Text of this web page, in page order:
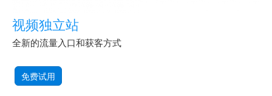
视频独立站
全新的流量入口和获客方式
免费试用